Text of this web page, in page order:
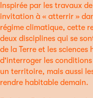
Inspirée par les travaux
invitation à « atterrir »
régime climatique, cette
deux disciplines qui se
de la Terre et les sciences
d'interroger les
un territoire, mais aussi
rendre habitable demain.